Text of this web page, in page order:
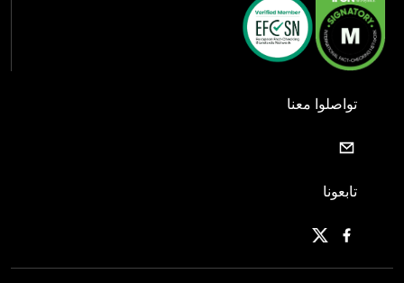
تواصلوا معنا
تابعونا